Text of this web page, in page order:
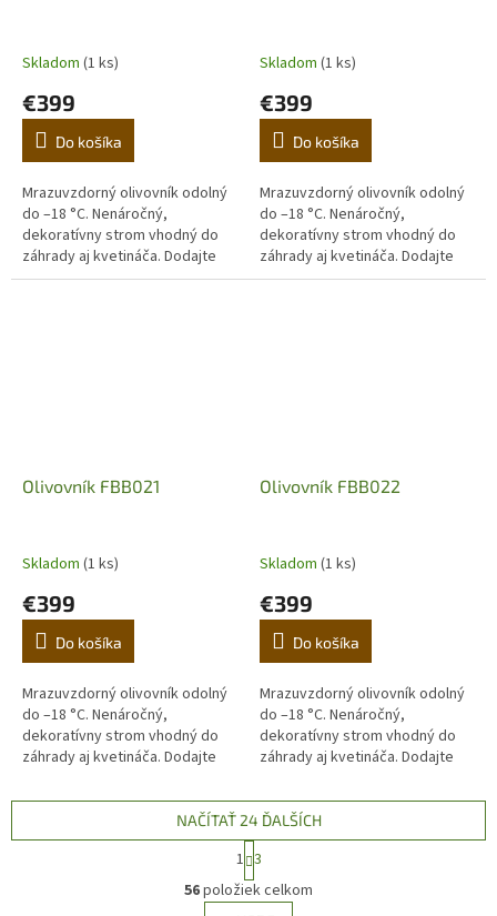
Skladom (1 ks)
€399
Do košíka
Mrazuvzdorný olivovník odolný
do –18 °C. Nenáročný,
dekoratívny strom vhodný do
záhrady aj kvetináča. Dodajte
domovu stredomorskú
Skladom (1 ks)
€399
Do košíka
Mrazuvzdorný olivovník odolný
do –18 °C. Nenáročný,
dekoratívny strom vhodný do
záhrady aj kvetináča. Dodajte
domovu stredomorskú
Olivovník FBB021
Skladom (1 ks)
€399
Do košíka
Mrazuvzdorný olivovník odolný
do –18 °C. Nenáročný,
dekoratívny strom vhodný do
záhrady aj kvetináča. Dodajte
atmosféru. (Prvá fotografia je
Olivovník FBB022
Skladom (1 ks)
€399
Do košíka
Mrazuvzdorný olivovník odolný
do –18 °C. Nenáročný,
dekoratívny strom vhodný do
záhrady aj kvetináča. Dodajte
atmosféru. (Prvá fotografia je
ilustračná,...
O
v
NAČÍTAŤ 24 ĎALŠÍCH
S
t
r
á
1 3
56položiek celkom